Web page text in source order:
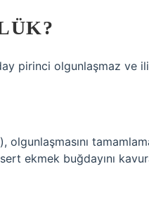
pirinci olgunlaşmaz ve
ekmek buğdayını